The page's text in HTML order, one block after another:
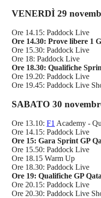
VENERDÌ 29
Ore 14.15: Paddock Live
Ore 14.30: Prove libere 1
Ore 15.30: Paddock Live
Ore 18: Paddock Live
Ore 18.30: Qualifiche
Ore 19.20: Paddock Live
Ore 19.45: Paddock Live
SABATO 30
Ore 13.10: F1 Academy -
Ore 14.15: Paddock Live
Ore 15: Gara Sprint GP
Ore 15.50: Paddock Live
Ore 18.15 Warm Up
Ore 18.30: Paddock Live
Ore 19: Qualifiche GP
Ore 20.15: Paddock Live
Ore 20.30: Paddock Live